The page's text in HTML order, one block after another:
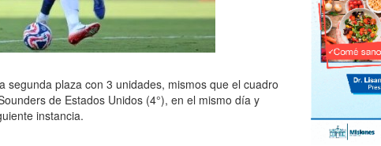
segunda plaza con 3 unidades, mismos que el cuadro
de Estados Unidos (4°), en el mismo día y
instancia.